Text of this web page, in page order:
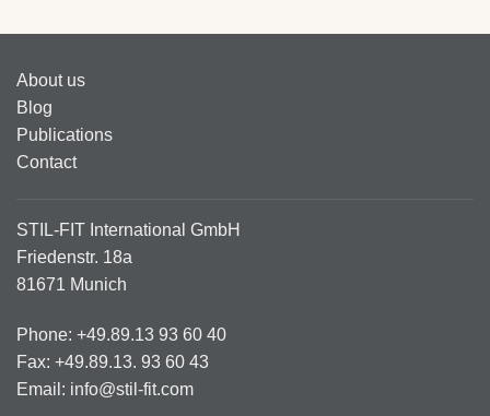
About us
Blog
Publications
Contact
STIL-FIT International GmbH
Friedenstr. 18a
81671 Munich
Phone: +49.89.13 93 60 40
Fax: +49.89.13. 93 60 43
Email: info@stil-fit.com